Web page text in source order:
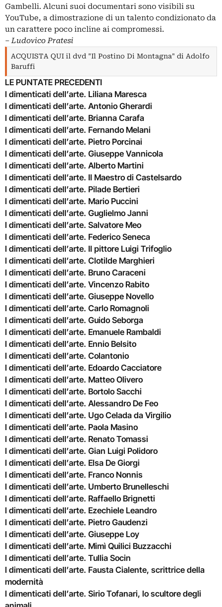
Gambelli. Alcuni suoi documentari sono visibili su
YouTube, a dimostrazione di un talento condizionato da
un carattere poco incline ai compromessi.
‒Ludovico Pratesi
ACQUISTA QUI il dvd "Il Postino Di Montagna" di Adolfo
Baruffi
LE PUNTATE PRECEDENTI
I dimenticati dell’arte. Liliana Maresca
I dimenticati dell’arte. Antonio Gherardi
I dimenticati dell’arte. Brianna Carafa
I dimenticati dell’arte. Fernando Melani
I dimenticati dell’arte. Pietro Porcinai
I dimenticati dell’arte. Giuseppe Vannicola
I dimenticati dell’arte. Alberto Martini
I dimenticati dell’arte. Il Maestro di Castelsardo
I dimenticati dell’arte. Pilade Bertieri
I dimenticati dell’arte. Mario Puccini
I dimenticati dell’arte. Guglielmo Janni
I dimenticati dell’arte. Salvatore Meo
I dimenticati dell’arte. Federico Seneca
I dimenticati dell’arte. Il pittore Luigi Trifoglio
I dimenticati dell’arte. Clotilde Marghieri
I dimenticati dell’arte. Bruno Caraceni
I dimenticati dell’arte. Vincenzo Rabito
I dimenticati dell’arte. Giuseppe Novello
I dimenticati dell’arte. Carlo Romagnoli
I dimenticati dell’arte. Guido Seborga
I dimenticati dell’arte. Emanuele Rambaldi
I dimenticati dell’arte. Ennio Belsito
I dimenticati dell’arte. Colantonio
I dimenticati dell’arte. Edoardo Cacciatore
I dimenticati dell’arte. Matteo Olivero
I dimenticati dell’arte. Bortolo Sacchi
I dimenticati dell’arte. Alessandro De Feo
I dimenticati dell’arte. Ugo Celada da Virgilio
I dimenticati dell’arte. Paola Masino
I dimenticati dell’arte. Renato Tomassi
I dimenticati dell’arte. Gian Luigi Polidoro
I dimenticati dell’arte. Elsa De Giorgi
I dimenticati dell’arte. Franco Nonnis
I dimenticati dell’arte. Umberto Brunelleschi
I dimenticati dell’arte. Raffaello Brignetti
I dimenticati dell’arte. Ezechiele Leandro
I dimenticati dell’arte. Pietro Gaudenzi
I dimenticati dell’arte. Giuseppe Loy
I dimenticati dell’arte. Mimì Quilici Buzzacchi
I dimenticati dell’arte. Tullia Socin
I dimenticati dell’arte. Fausta Cialente, scrittrice della
modernità
I dimenticati dell’arte. Sirio Tofanari, lo scultore degli